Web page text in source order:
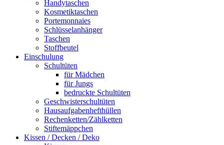
Handytaschen
Kosmetiktaschen
Portemonnaies
Schlüsselanhänger
Taschen
Stoffbeutel
Einschulung
Schultüten
für Mädchen
für Jungs
bedruckte Schultüten
Geschwisterschultüten
Hausaufgabenhefthüllen
Rechenketten/Zählketten
Stiftemäppchen
Kissen / Decken / Deko